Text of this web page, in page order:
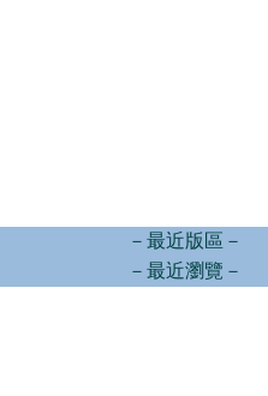
－最近版區－
－最近瀏覽－